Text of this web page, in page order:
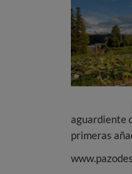
aguardiente
primeras